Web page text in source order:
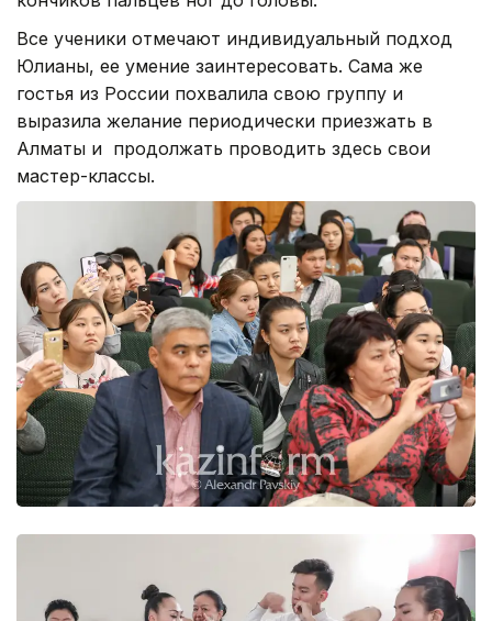
Все ученики отмечают индивидуальный подход
Юлианы, ее умение заинтересовать. Сама же
гостья из России похвалила свою группу и
выразила желание периодически приезжать в
Алматы и продолжать проводить здесь свои
мастер-классы.